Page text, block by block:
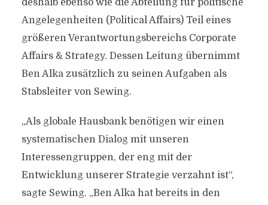
deshalb ebenso wie die Abteilung für politische
Angelegenheiten (Political Affairs) Teil eines
größeren Verantwortungsbereichs Corporate
Affairs & Strategy. Dessen Leitung übernimmt
Ben Alka zusätzlich zu seinen Aufgaben als
Stabsleiter von Sewing.
„Als globale Hausbank benötigen wir einen
systematischen Dialog mit unseren
Interessengruppen, der eng mit der
Entwicklung unserer Strategie verzahnt ist“,
sagte Sewing. „Ben Alka hat bereits in den